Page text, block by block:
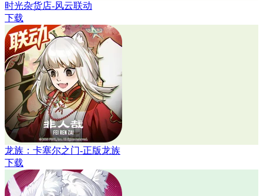
时光杂货店-风云联动
下载
龙族：卡塞尔之门-正版龙族
下载